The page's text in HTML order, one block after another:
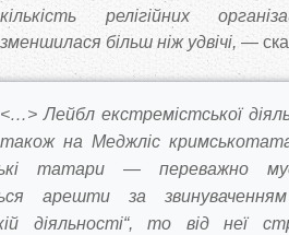
кількість релігійних
зменшилася більш ніж удвічі, —
<…> Лейбл екстремістської
також на Меджліс
татари — переважно
арешти за
діяльності“, то від неї